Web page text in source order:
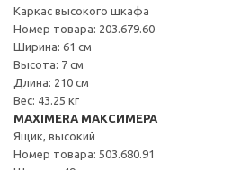
Каркас высокого шкафа
Номер товара: 203.679.60
Ширина: 61 см
Высота: 7 см
Длина: 210 см
Вес: 43.25 кг
MAXIMERA МАКСИМЕРА
Ящик, высокий
Номер товара: 503.680.91